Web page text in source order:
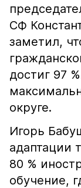
СФ
заметил,
достиг 97
округе.
Игорь
адаптации
80 %
обучение,